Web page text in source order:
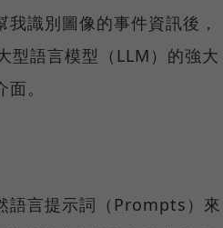
識別圖像的事件資訊後，
型語言模型（LLM）的強大
。
語言提示詞（Prompts）來